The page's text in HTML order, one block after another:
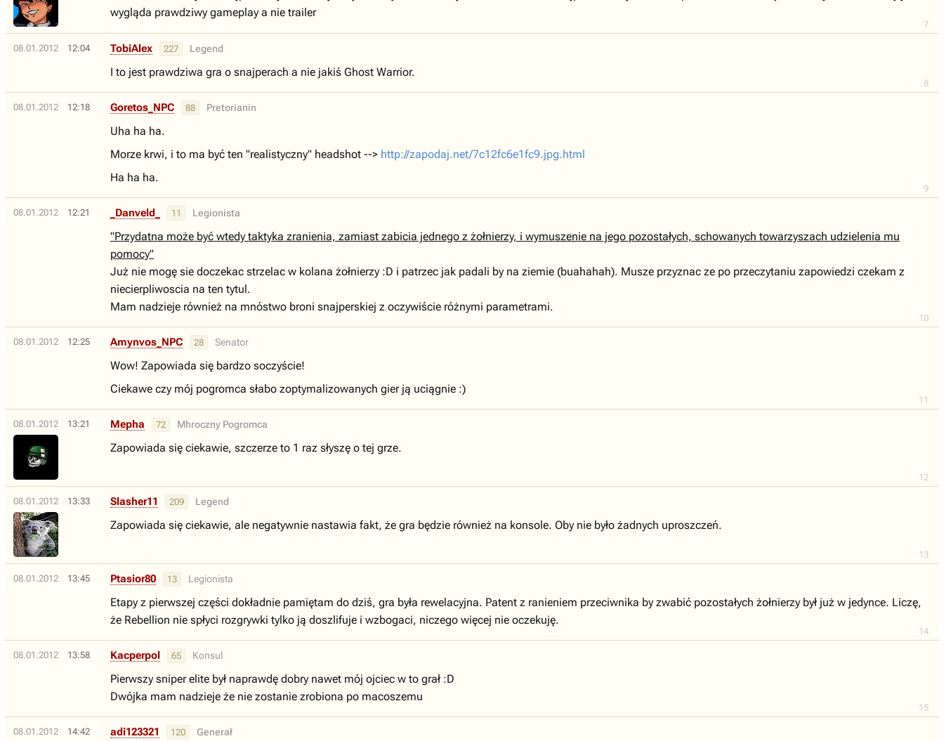
7
wygląda prawdziwy gameplay a nie trailer
08.01.2012 12:04
8
TobiAlex 227 Legend
I to jest prawdziwa gra o snajperach a nie jakiś Ghost Warrior.
08.01.2012 12:18
9
Goretos_NPC 88 Pretorianin
Uha ha ha.
Morze krwi, i to ma być ten "realistyczny" headshot --> http://zapodaj.net/7c12fc6e1fc9.jpg.html
Ha ha ha.
08.01.2012 12:21
10
_Danveld_ 11 Legionista
"Przydatna może być wtedy taktyka zranienia, zamiast zabicia jednego z żołnierzy, i wymuszenie na jego pozostałych, schowanych towarzyszach udzielenia mu
pomocy"
Już nie mogę sie doczekac strzelac w kolana żołnierzy :D i patrzec jak padali by na ziemie (buahahah). Musze przyznac ze po przeczytaniu zapowiedzi czekam z
niecierpliwoscia na ten tytul.
Mam nadzieje również na mnóstwo broni snajperskiej z oczywiście różnymi parametrami.
08.01.2012 12:25
11
Amynvos_NPC 28 Senator
Wow! Zapowiada się bardzo soczyście!
Ciekawe czy mój pogromca słabo zoptymalizowanych gier ją uciągnie :)
08.01.2012 13:21
12
Mepha 72 Mhroczny Pogromca
Zapowiada się ciekawie, szczerze to 1 raz słyszę o tej grze.
08.01.2012 13:33
13
Slasher11 209 Legend
Zapowiada się ciekawie, ale negatywnie nastawia fakt, że gra będzie również na konsole. Oby nie było żadnych uproszczeń.
08.01.2012 13:45
14
Ptasior80 13 Legionista
Etapy z pierwszej części dokładnie pamiętam do dziś, gra była rewelacyjna. Patent z ranieniem przeciwnika by zwabić pozostałych żołnierzy był już w jedynce. Liczę,
że Rebellion nie spłyci rozgrywki tylko ją doszlifuje i wzbogaci, niczego więcej nie oczekuję.
08.01.2012 13:58
15
Kacperpol 65 Konsul
Pierwszy sniper elite był naprawdę dobry nawet mój ojciec w to grał :D
Dwójka mam nadzieje że nie zostanie zrobiona po macoszemu
08.01.2012 14:42 adi123321 120 Generał